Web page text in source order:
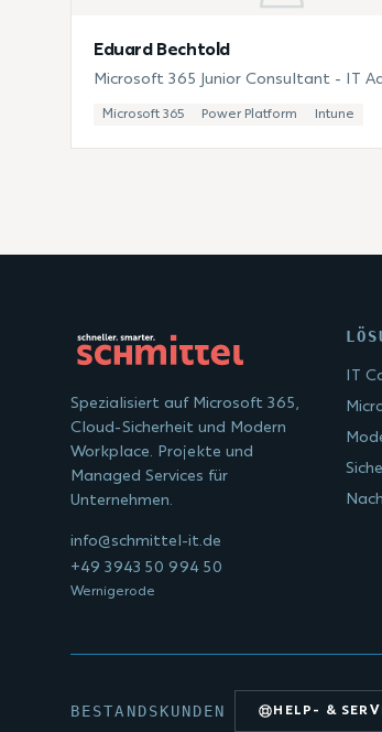
Eduard Bechtold
Microsoft 365 Junior Consultant - IT
Microsoft 365 Power Platform Intune
Spezialisiert auf Microsoft 365,
Cloud-Sicherheit und Modern
Workplace. Projekte und
Managed Services für
Unternehmen.
info@schmittel-it.de
+49 3943 50 994 50
Wernigerode
IT
BESTANDSKUNDEN HELP- &